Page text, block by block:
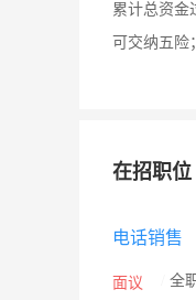
累计总资金
可交纳五险
在招职位
电话销售
面议 全